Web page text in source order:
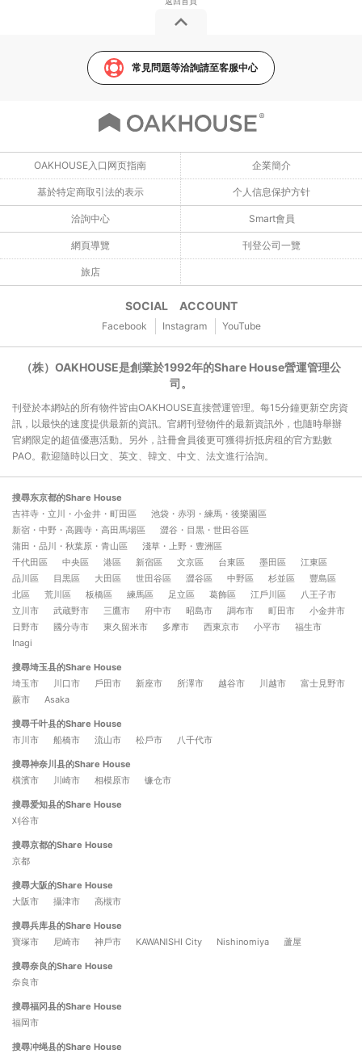
常見問題等洽詢請至客服中心
OAKHOUSE入口网页指南 企業簡介
基於特定商取引法的表示 个人信息保护方针
洽詢中心 Smart會員
網頁導覽 刊登公司一覽
旅店
SOCIAL ACCOUNT
Facebook Instagram YouTube
（株）OAKHOUSE是創業於1992年的Share House營運管理公
司。
刊登於本網站的所有物件皆由OAKHOUSE直接營運管理。每15分鐘更新空房資
訊，以最快的速度提供最新的資訊。官網刊登物件的最新資訊外，也隨時舉辦
官網限定的超值優惠活動。另外，註冊會員後更可獲得折抵房租的官方點數
PAO。歡迎隨時以日文、英文、韓文、中文、法文進行洽詢。
搜尋东京都的Share House
吉祥寺・立川・小金井・町田區
池袋・赤羽・練馬・後樂園區
新宿・中野・高圓寺・高田馬場區
澀谷・目黒・世田谷區
蒲田・品川・秋葉原・青山區
淺草・上野・豊洲區
千代田區
中央區 港區 新宿區 文京區 台東區 墨田區
江東區
品川區
目黒區 大田區 世田谷區 澀谷區 中野區 杉並區
豐島區
北區
荒川區 板橋區 練馬區 足立區 葛飾區 江戶川區
八王子市
立川市
武蔵野市 三鷹市 府中市 昭島市 調布市 町田市
小金井市
日野市
國分寺市 東久留米市 多摩市 西東京市 小平市
福生市
Inagi
搜尋埼玉县的Share House
埼玉市
川口市 戶田市 新座市 所澤市 越谷市 川越市
富士見野市
蕨市
Asaka
搜尋千叶县的Share House
市川市
船橋市 流山市 松戶市 八千代市
搜尋神奈川县的Share House
橫濱市
川崎市 相模原市 镰仓市
搜尋爱知县的Share House
刈谷市
搜尋京都的Share House
京都
搜尋大阪的Share House
大阪市
攝津市 高槻市
搜尋兵库县的Share House
寶塚市
尼崎市 神戶市 KAWANISHI City Nishinomiya 蘆屋
搜尋奈良的Share House
奈良市
搜尋福冈县的Share House
福岡市
搜尋冲绳县的Share House